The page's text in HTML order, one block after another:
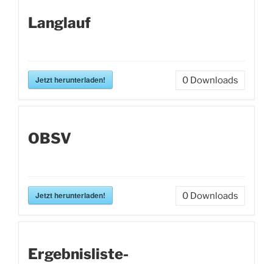
Langlauf
Jetzt herunterladen! 0 Downloads
OBSV
Jetzt herunterladen! 0 Downloads
Ergebnisliste-